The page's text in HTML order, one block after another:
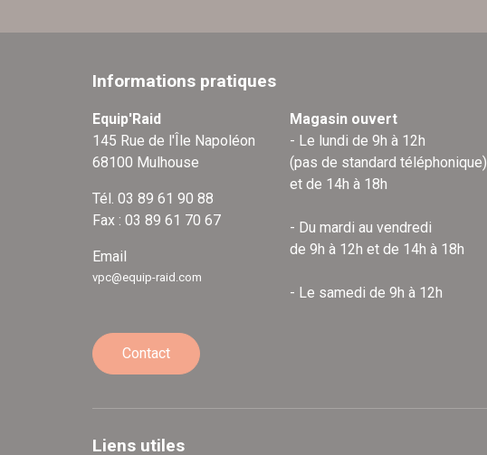
Informations pratiques
Equip'Raid
145 Rue de l'Île Napoléon
68100 Mulhouse
Tél. 03 89 61 90 88
Fax : 03 89 61 70 67
Email
vpc@equip-raid.com
Magasin ouvert
- Le lundi de 9h à 12h
(pas de standard téléphonique)
et de 14h à 18h
- Du mardi au vendredi
de 9h à 12h et de 14h à 18h
- Le samedi de 9h à 12h
Contact
Liens utiles